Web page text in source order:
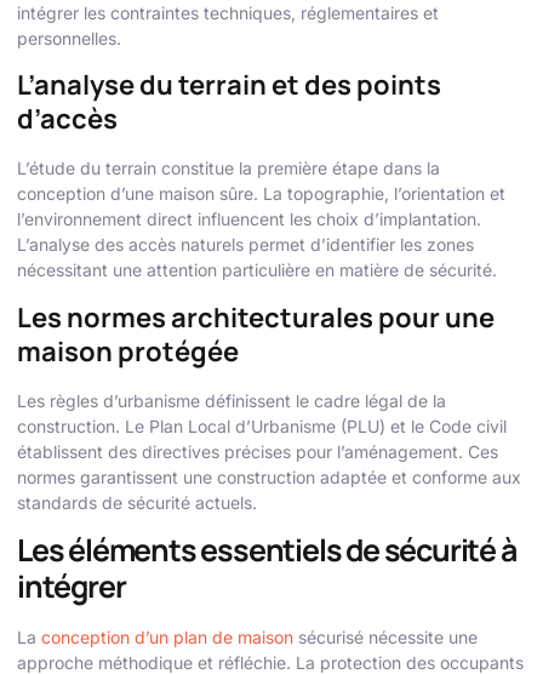
intégrer les contraintes techniques, réglementaires et
personnelles.
L’analyse du terrain et des points
d’accès
L’étude du terrain constitue la première étape dans la
conception d’une maison sûre. La topographie, l’orientation et
l’environnement direct influencent les choix d’implantation.
L’analyse des accès naturels permet d’identifier les zones
nécessitant une attention particulière en matière de sécurité.
Les normes architecturales pour une
maison protégée
Les règles d’urbanisme définissent le cadre légal de la
construction. Le Plan Local d’Urbanisme (PLU) et le Code civil
établissent des directives précises pour l’aménagement. Ces
normes garantissent une construction adaptée et conforme aux
standards de sécurité actuels.
Les éléments essentiels de sécurité à
intégrer
La conception d’un plan de maison sécurisé nécessite une
approche méthodique et réfléchie. La protection des occupants